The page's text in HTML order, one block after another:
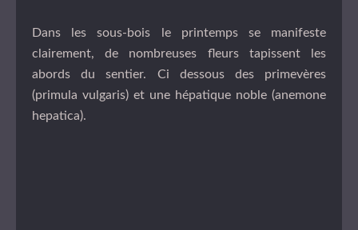
Dans les sous-bois le printemps se manifeste
clairement, de nombreuses fleurs tapissent les
abords du sentier. Ci dessous des primevères
(primula vulgaris) et une hépatique noble (anemone
hepatica).